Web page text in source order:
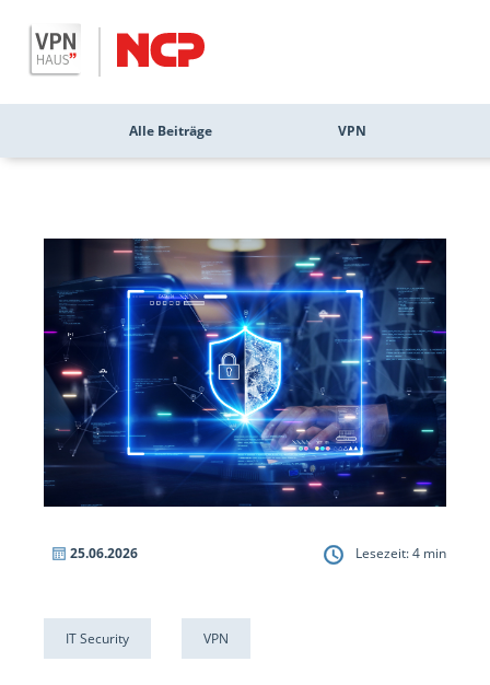
Alle Beiträge VPN
25.06.2026
IT Security VPN
Lesezeit:4 min